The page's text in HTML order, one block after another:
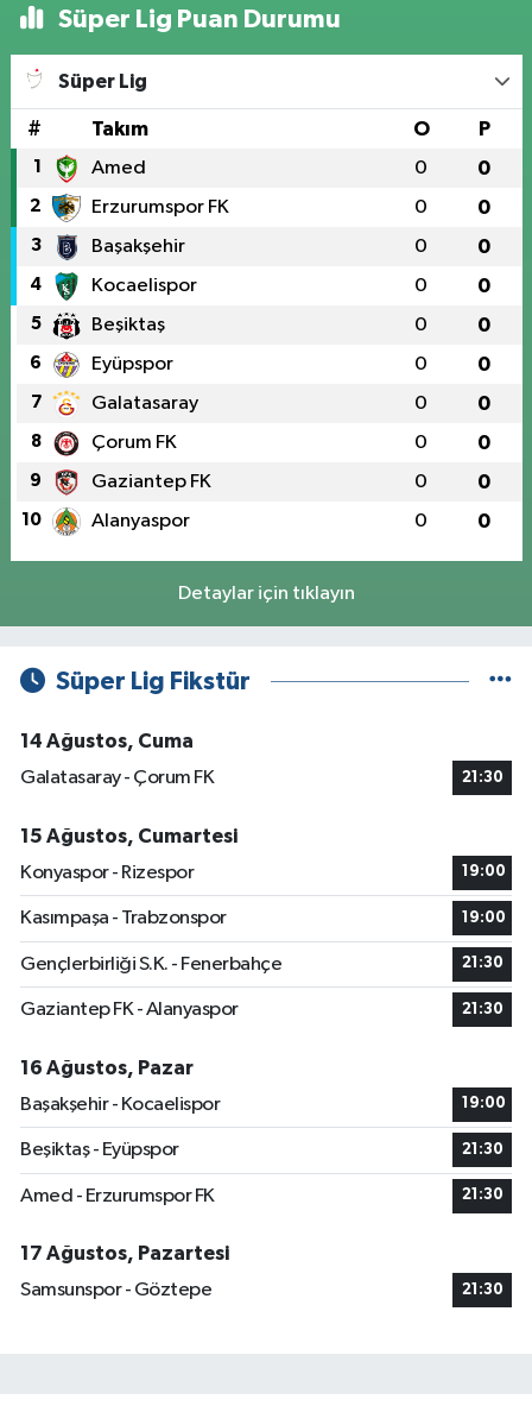
Süper Lig Puan Durumu
Süper Lig
# Takım O P
1 Amed 0 0
2 Erzurumspor FK 0 0
3 Başakşehir 0 0
4 Kocaelispor 0 0
5 Beşiktaş 0 0
6 Eyüpspor 0 0
7 Galatasaray 0 0
8 Çorum FK 0 0
9 Gaziantep FK 0 0
10 Alanyaspor 0 0
Detaylar için tıklayın
Süper Lig Fikstür
14 Ağustos, Cuma
Galatasaray - Çorum FK
21:30
15 Ağustos, Cumartesi
Konyaspor - Rizespor
19:00
Kasımpaşa - Trabzonspor 19:00
Gençlerbirliği S.K. - Fenerbahçe 21:30
Gaziantep FK - Alanyaspor 21:30
16 Ağustos, Pazar
Başakşehir - Kocaelispor
19:00
Beşiktaş - Eyüpspor 21:30
Amed - Erzurumspor FK 21:30
17 Ağustos, Pazartesi
Samsunspor - Göztepe
21:30